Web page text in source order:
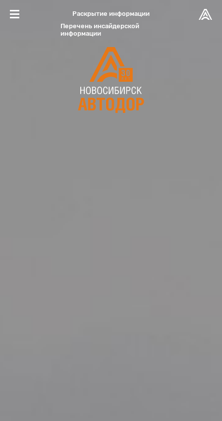
Раскрытие информации
Перечень инсайдерской
информации